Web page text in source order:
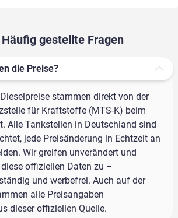
Häufig gestellte Fragen
die Preise?
stammen direkt von der
für Kraftstoffe (MTS-K) beim
Alle Tankstellen in Deutschland sind
jede Preisänderung in Echtzeit an
Wir greifen unverändert und
offiziellen Daten zu –
und werbefrei. Auch auf der
alle Preisangaben
dieser offiziellen Quelle.